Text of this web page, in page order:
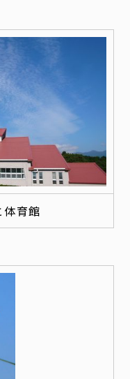
体育館